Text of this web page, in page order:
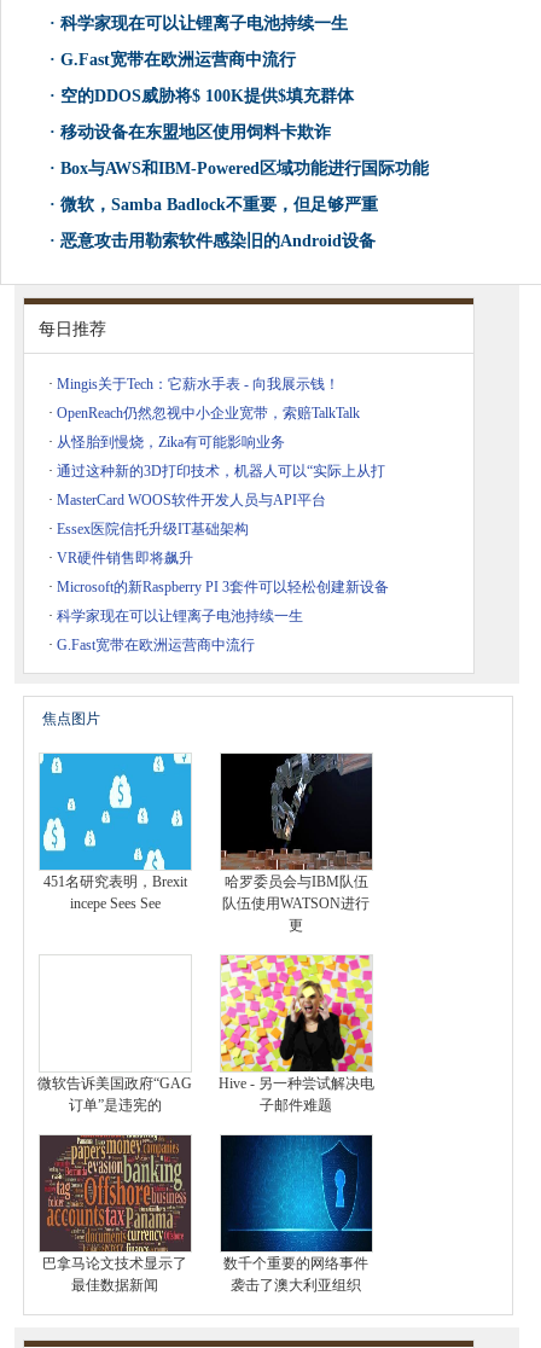
· 科学家现在可以让锂离子电池持续一生
· G.Fast宽带在欧洲运营商中流行
· 空的DDOS威胁将$ 100K提供$填充群体
· 移动设备在东盟地区使用饲料卡欺诈
· Box与AWS和IBM-Powered区域功能进行国际功能
· 微软，Samba Badlock不重要，但足够严重
· 恶意攻击用勒索软件感染旧的Android设备
每日推荐
· Mingis关于Tech：它薪水手表 - 向我展示钱！
· OpenReach仍然忽视中小企业宽带，索赔TalkTalk
· 从怪胎到慢烧，Zika有可能影响业务
· 通过这种新的3D打印技术，机器人可以“实际上从打
· MasterCard WOOS软件开发人员与API平台
· Essex医院信托升级IT基础架构
· VR硬件销售即将飙升
· Microsoft的新Raspberry PI 3套件可以轻松创建新设备
· 科学家现在可以让锂离子电池持续一生
· G.Fast宽带在欧洲运营商中流行
焦点图片
451名研究表明，Brexit
incepe Sees See
哈罗委员会与IBM队伍
队伍使用WATSON进行
更
微软告诉美国政府“GAG
订单”是违宪的
Hive - 另一种尝试解决电
子邮件难题
巴拿马论文技术显示了
最佳数据新闻
数千个重要的网络事件
袭击了澳大利亚组织